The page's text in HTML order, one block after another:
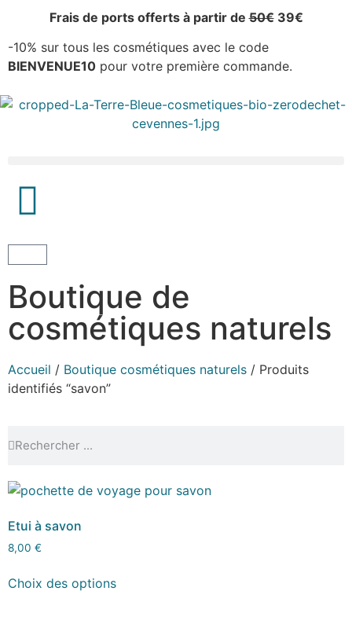
Frais de ports offerts à partir de50€39€
-10% sur tous les cosmétiques avec le code
BIENVENUE10 pour votre première commande.
Boutique de
cosmétiques naturels
Accueil / Boutique cosmétiques naturels / Produits
identifiés “savon”
Etui à savon
8,00 €
Choix des options